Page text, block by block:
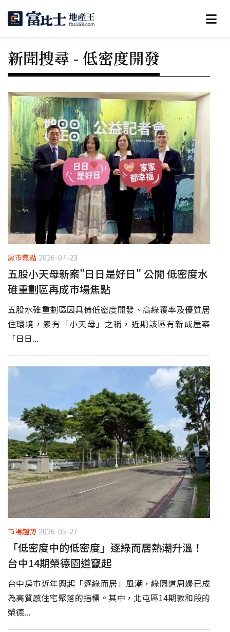
新聞搜尋 - 低密度開發
房市焦點 2026-07-23
五股小天母新案"日日是好日" 公開 低密度水
碓重劃區再成市場焦點
五股水碓重劃區因具備低密度開發、高綠覆率及優質居
住環境，素有「小天母」之稱，近期該區有新成屋案
「日日...
市場趨勢 2026-05-27
「低密度中的低密度」逐綠而居熱潮升溫！
台中14期榮德園道竄起
台中房市近年興起「逐綠而居」風潮，綠園道周邊已成
為高質感住宅聚落的指標。其中，北屯區14期敦和段的
榮德...